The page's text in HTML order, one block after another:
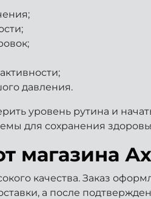
давления.
уровень рутина и
для сохранения
магазина
качества. Заказ
а после